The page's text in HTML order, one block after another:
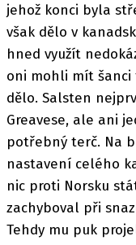
jehož konci byla
však dělo v
hned využít
oni mohli mít
dělo. Salsten
Greavese, ale ani
potřebný terč. Na
nastavení celého
nic proti Norsku
zachyboval při
Tehdy mu puk